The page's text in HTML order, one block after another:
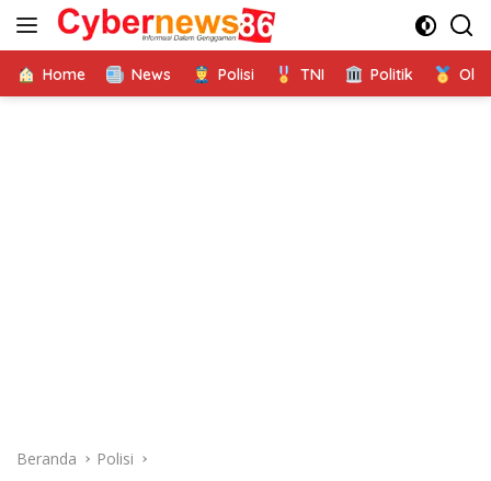
Langsung
Home News Polisi TNI Politik
Beranda Polisi